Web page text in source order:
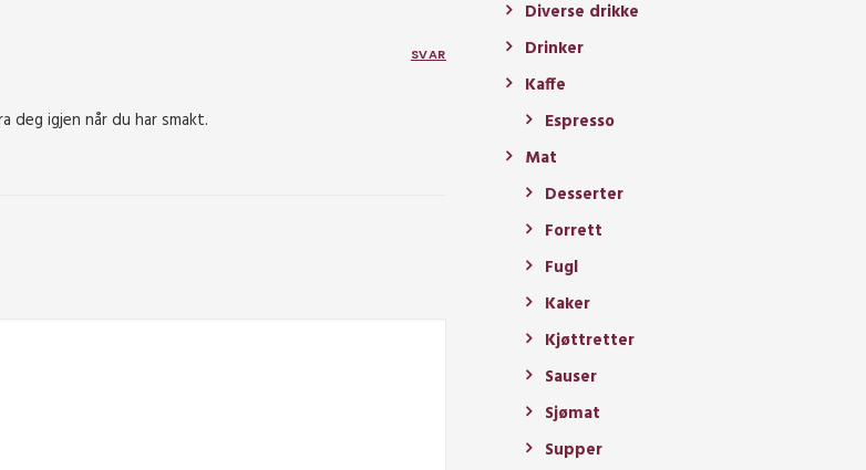
deg igjen når du har smakt.
SVAR
Diverse drikke
Drinker
Kaffe
Espresso
Mat
Desserter
Forrett
Fugl
Kaker
Kjøttretter
Sauser
Sjømat
Supper